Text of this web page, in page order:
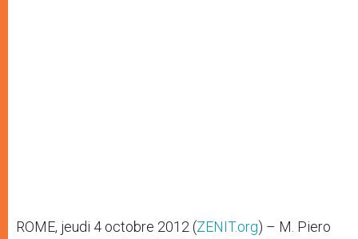
ROME, jeudi 4 octobre 2012 (ZENIT.org) – M. Piero